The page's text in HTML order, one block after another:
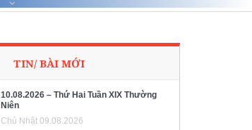
TIN/ BÀI MỚI
10.08.2026 – Thứ Hai Tuần XIX Thường
Niên
Chủ Nhật 09.08.2026